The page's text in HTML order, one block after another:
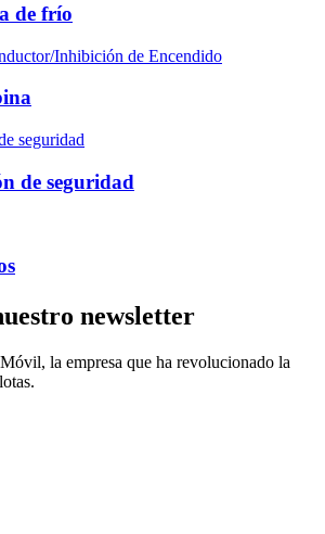
de frío
de seguridad
newsletter
la empresa que ha revolucionado la